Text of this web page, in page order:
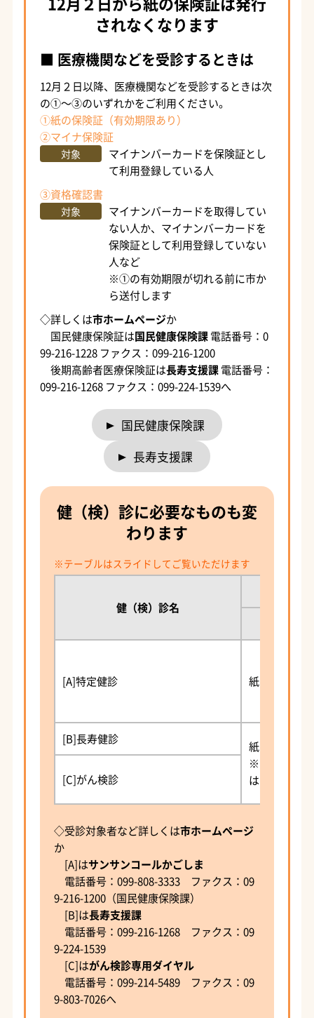
されなくなります
医療機関などを受診するときは
12月２日以降、医療機関などを受診するときは次
の①～③のいずれかをご利用ください。
①紙の保険証（有効期限あり）
②マイナ保険証
対象
マイナンバーカードを保険証とし
て利用登録している人
③資格確認書
対象
マイナンバーカードを取得してい
ない人か、マイナンバーカードを
保険証として利用登録していない
人など
※①の有効期限が切れる前に市か
ら送付します
◇詳しくは市ホームページか
国民健康保険証は国民健康保険課電話番号：0
99-216-1228 ファクス：099-216-1200
後期高齢者医療保険証は長寿支援課電話番号：
099-216-1268 ファクス：099-224-1539へ
国民健康保険課
長寿支援課
健（検）診に必要なものも変
わります
健（検）診名
[A]特定健診 紙の保険証
[B]長寿健診
紙の保険証
※[C]は59歳
はいきいき
[C]がん検診
◇受診対象者など詳しくは市ホームページ
か
[A]はサンサンコールかごしま
電話番号：099-808-3333 ファクス：09
9-216-1200（国民健康保険課）
[B]は長寿支援課
電話番号：099-216-1268 ファクス：09
9-224-1539
[C]はがん検診専用ダイヤル
電話番号：099-214-5489 ファクス：09
9-803-7026へ